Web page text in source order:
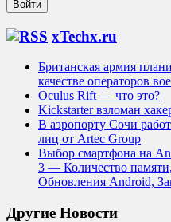
xTechx.ru
Британская армия
качестве операторов
Oculus Rift — что это?
Kickstarter взломан
В аэропорту Сочи
лиц от Artec Group
Выбор смартфона на
3 — Количество
Обновления Android,
Другие Новости